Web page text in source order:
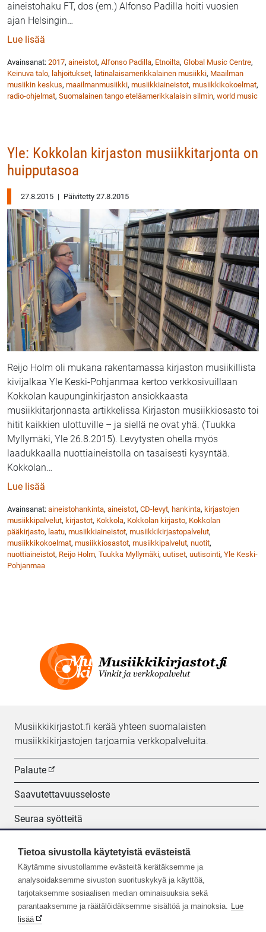
aineistohaku FT, dos (em.) Alfonso Padilla hoiti vuosien
ajan Helsingin…
Lue lisää
Avainsanat: 2017, aineistot, Alfonso Padilla, Etnoilta, Global Music Centre,
Keinuva talo, lahjoitukset, latinalaisamerikkalainen musiikki, Maailman
musiikin keskus, maailmanmusiikki, musiikkiaineistot, musiikkikokoelmat,
radio-ohjelmat, Suomalainen tango eteläamerikkalaisin silmin, world music
Yle: Kokkolan kirjaston musiikkitarjonta on
huipputasoa
27.8.2015 | Päivitetty 27.8.2015
Reijo Holm oli mukana rakentamassa kirjaston musiikillista
kivijalkaa Yle Keski-Pohjanmaa kertoo verkkosivuillaan
Kokkolan kaupunginkirjaston ansiokkaasta
musiikkitarjonnasta artikkelissa Kirjaston musiikkiosasto toi
hitit kaikkien ulottuville – ja siellä ne ovat yhä. (Tuukka
Myllymäki, Yle 26.8.2015). Levytysten ohella myös
laadukkaalla nuottiaineistolla on tasaisesti kysyntää.
Kokkolan …
Lue lisää
Avainsanat: aineistohankinta, aineistot, CD-levyt, hankinta, kirjastojen
musiikkipalvelut, kirjastot, Kokkola, Kokkolan kirjasto, Kokkolan
pääkirjasto, laatu, musiikkiaineistot, musiikkikirjastopalvelut,
musiikkikokoelmat, musiikkiosastot, musiikkipalvelut, nuotit,
nuottiaineistot, Reijo Holm, Tuukka Myllymäki, uutiset, uutisointi, Yle Keski-
Pohjanmaa
Musiikkikirjastot.fi kerää yhteen suomalaisten
musiikkikirjastojen tarjoamia verkkopalveluita.
Palaute
Saavutettavuusseloste
Seuraa syötteitä
Seuraa meitä:
Tietoa sivustolla käytetyistä evästeistä
Käytämme sivustollamme evästeitä kerätäksemme ja
analysoidaksemme sivuston suorituskykyä ja käyttöä,
tarjotaksemme sosiaalisen median ominaisuuksia sekä
parantaaksemme ja räätälöidäksemme sisältöä ja mainoksia. Lue
lisää